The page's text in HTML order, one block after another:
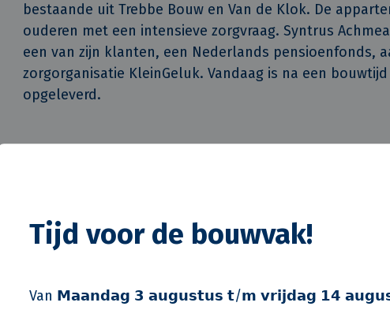
Tijd voor de bouwvak!
Van 𝗠𝗮𝗮𝗻𝗱𝗮𝗴 𝟯 𝗮𝘂𝗴𝘂𝘀𝘁𝘂𝘀 𝘁/𝗺 𝘃𝗿𝗶𝗷𝗱𝗮𝗴 𝟭𝟰
bestaande uit Trebbe Bouw en Van de Klok. De
ouderen met een intensieve zorgvraag. Syntrus
een van zijn klanten, een Nederlands pensioenfonds,
zorgorganisatie KleinGeluk. Vandaag is na een
opgeleverd.
Vastgoed bij Syntrus Achmea. “Zeer energiezuinige
installaties is een volgende stap in het verkleinen van
omgeving. Deze ontwikkeling past naadloos in onze